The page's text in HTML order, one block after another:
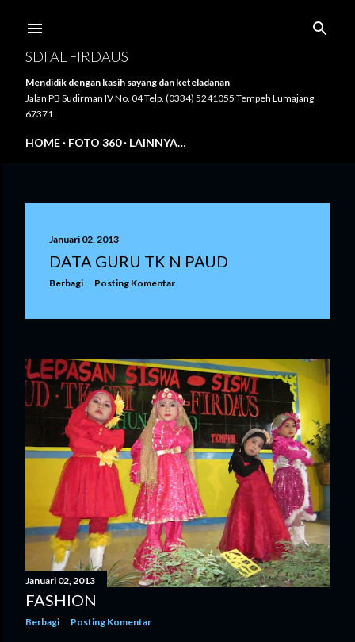
SDI AL FIRDAUS
Mendidik dengan kasih sayang dan keteladanan
Jalan PB Sudirman IV No. 04 Telp. (0334) 5241055 Tempeh Lumajang
67371
HOME FOTO 360 LAINNYA…
t
i
n
g
n
Januari 02, 2013
DATA GURU TK N PAUD
Berbagi Posting Komentar
Januari 02, 2013
FASHION
Berbagi Posting Komentar